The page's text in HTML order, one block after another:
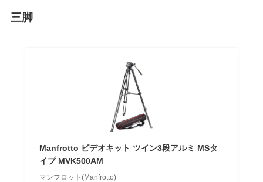
三脚
Manfrotto ビデオキット ツイン3段アルミ MSタ
イプ MVK500AM
マンフロット(Manfrotto)